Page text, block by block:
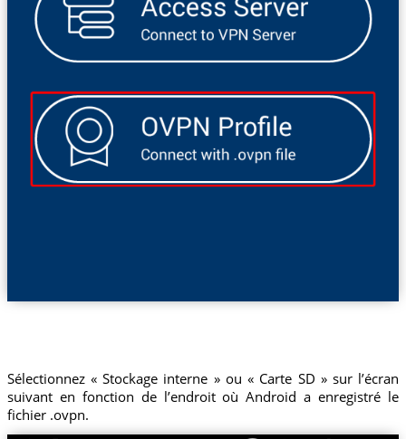
Sélectionnez « Stockage interne » ou « Carte SD » sur l’écran
suivant en fonction de l’endroit où Android a enregistré le
fichier .ovpn.